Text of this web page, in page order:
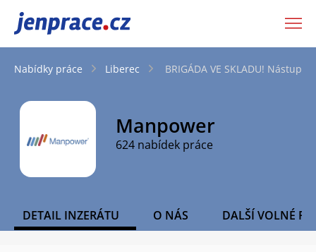
JenPráce.cz
Nabídky práce Liberec BRIGÁDA VE SKLADU! Nástup
Manpower
624 nabídek práce
DETAIL INZERÁTU O NÁS DALŠÍ VOLNÉ